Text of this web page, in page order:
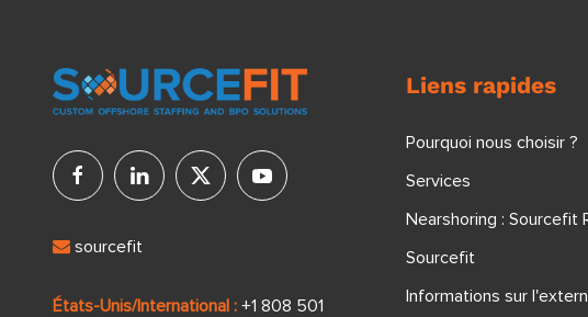
sourcefit
États-Unis/International : +1 808 501
Liens rapides
Pourquoi nous choisir ?
Services
Nearshoring : Sourcefit
Sourcefit
Informations sur